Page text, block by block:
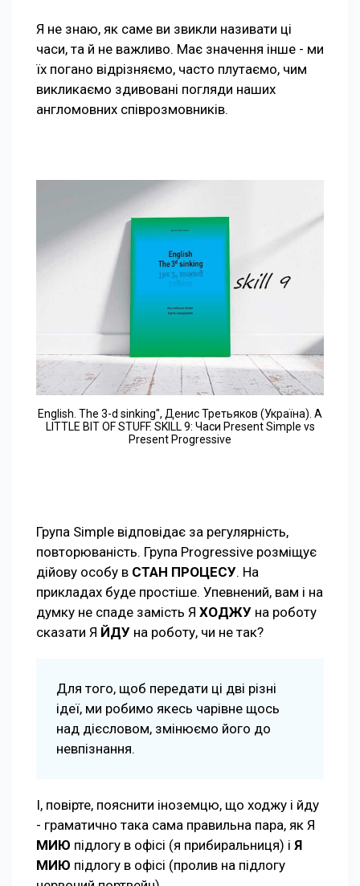
Я не знаю, як саме ви звикли називати ці
часи, та й не важливо. Має значення інше - ми
їх погано відрізняємо, часто плутаємо, чим
викликаємо здивовані погляди наших
англомовних співрозмовників.
English. The 3-d sinking", Денис Третьяков (Україна). A
LITTLE BIT OF STUFF. SKILL 9: Часи Present Simple vs
Present Progressive
Група Simple відповідає за регулярність,
повторюваність. Група Progressive розміщує
дійову особу в СТАН ПРОЦЕСУ. На
прикладах буде простіше. Упевнений, вам і на
думку не спаде замість Я ХОДЖУ на роботу
сказати Я ЙДУ на роботу, чи не так?
Для того, щоб передати ці дві різні
ідеї, ми робимо якесь чарівне щось
над дієсловом, змінюємо його до
невпізнання.
І, повірте, пояснити іноземцю, що ходжу і йду
- граматично така сама правильна пара, як Я
МИЮ підлогу в офісі (я прибиральниця) і Я
МИЮ підлогу в офісі (пролив на підлогу